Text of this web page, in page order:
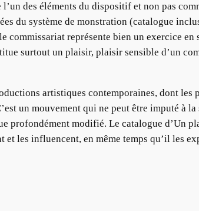
des éléments du dispositif et non pas
du système de monstration (catalogue
représente bien un exercice
surtout un plaisir, plaisir sensible d’un
artistiques contemporaines, dont les
un mouvement qui ne peut être imputé à
profondément modifié. Le catalogue d’Un
les influencent, en même temps qu’il les